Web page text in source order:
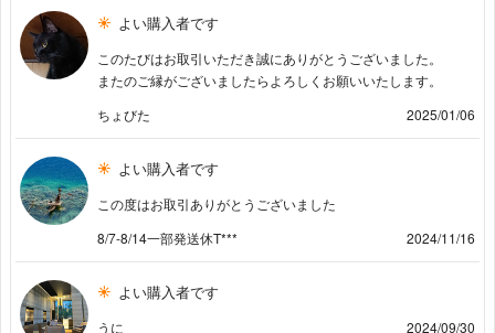
よい購入者です
このたびはお取引いただき誠にありがとうございました。
またのご縁がございましたらよろしくお願いいたします。
ちょびた
2025/01/06
よい購入者です
この度はお取引ありがとうございました
8/7-8/14一部発送休T***
2024/11/16
よい購入者です
うに 2024/09/30